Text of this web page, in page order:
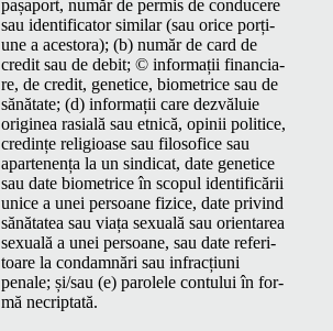
pașa­port, număr de per­mis de con­duc­ere
sau iden­ti­fi­ca­tor sim­i­lar (sau orice porți­
une a aces­to­ra); (b) număr de card de
cred­it sau de deb­it; © infor­mații finan­cia­
re, de cred­it, genet­ice, bio­met­rice sau de
sănă­tate; (d) infor­mații care dezvăluie
orig­inea rasială sau etnică, opinii politice,
cred­ințe reli­gioase sau filosofice sau
aparte­nența la un sindi­cat, date genet­ice
sau date bio­met­rice în scop­ul iden­ti­ficării
unice a unei per­soane fiz­ice, date privind
sănă­tatea sau viața sex­u­ală sau ori­entarea
sex­u­ală a unei per­soane, sau date refer­i­
toare la con­damnări sau infracți­u­ni
penale; și/​sau (e) parolele con­tu­lui în for­
mă necriptată.